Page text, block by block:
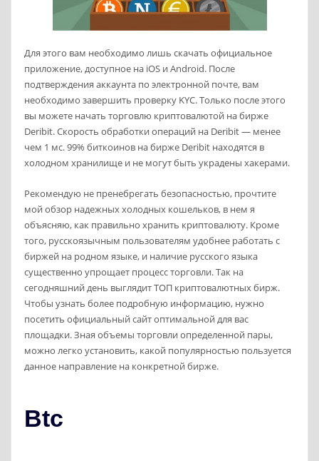
Для этого вам необходимо лишь скачать официальное
приложение, доступное на iOS и Android. После
подтверждения аккаунта по электронной почте, вам
необходимо завершить проверку KYC. Только после этого
вы можете начать торговлю криптовалютой на бирже
Deribit. Скорость обработки операций на Deribit — менее
чем 1 мс. 99% биткоинов на бирже Deribit находятся в
холодном хранилище и не могут быть украдены хакерами.
Рекомендую не пренебрегать безопасностью, прочтите
мой обзор надежных холодных кошельков, в нем я
объясняю, как правильно хранить криптовалюту. Кроме
того, русскоязычным пользователям удобнее работать с
биржей на родном языке, и наличие русского языка
существенно упрощает процесс торговли. Так на
сегодняшний день выглядит ТОП криптовалютных бирж.
Чтобы узнать более подробную информацию, нужно
посетить официальный сайт оптимальной для вас
площадки. Зная объемы торговли определенной пары,
можно легко установить, какой популярностью пользуется
данное направление на конкретной бирже.
Btc